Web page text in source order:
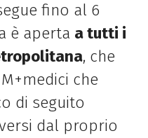
fino al 6
è aperta a tutti i
, che
che
di seguito
dal proprio